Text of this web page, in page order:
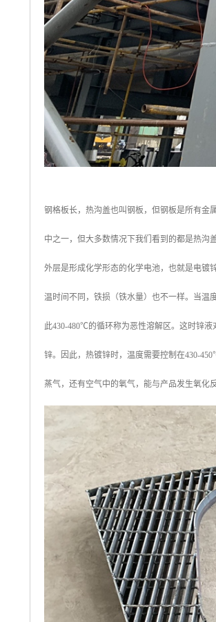
钢格板长，热沟盖也叫钢板，但钢板是所有金
中之一，但大多数情况下我们看到的都是热沟
外层是形成化学形态的化学电池，也就是电镀
温时间不同，铁损（铁水量）也不一样。当温
此430-480℃的循环称为恶性溶解区。这时锌
锌。因此，热镀锌时，温度需要控制在430-
蒸气，还有空气中的氧气，能与产品发生氧化